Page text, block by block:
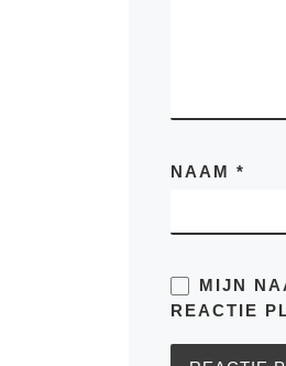
NAAM *
MIJN
REACTIE